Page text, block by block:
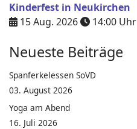
Kinderfest in Neukirchen
15 Aug. 2026
14:00 Uhr
Neueste Beiträge
Spanferkelessen SoVD
03. August 2026
Yoga am Abend
16. Juli 2026